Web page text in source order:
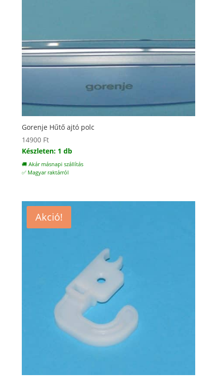
Gorenje Hűtő ajtó polc
14900 Ft
Készleten: 1 db
🚚 Akár másnapi szállítás
✅ Magyar raktárról
Akció!